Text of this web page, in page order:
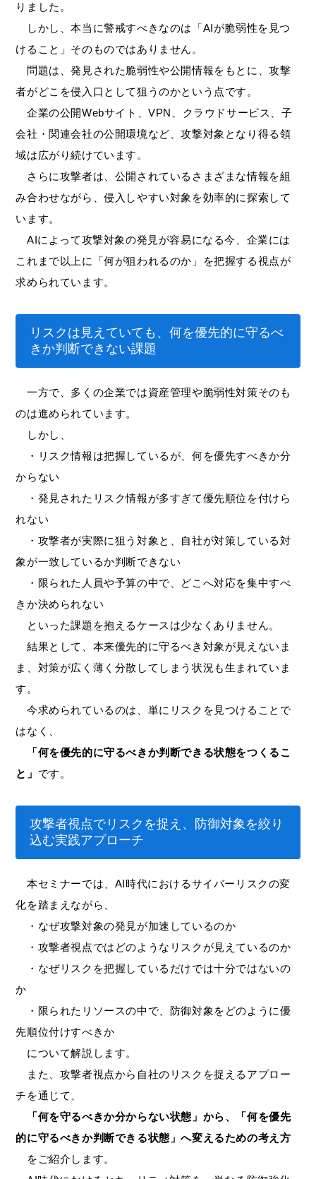
りました。
しかし、本当に警戒すべきなのは「AIが脆弱性を見つ
けること」そのものではありません。
問題は、発見された脆弱性や公開情報をもとに、攻撃
者がどこを侵入口として狙うのかという点です。
企業の公開Webサイト、VPN、クラウドサービス、子
会社・関連会社の公開環境など、攻撃対象となり得る領
域は広がり続けています。
さらに攻撃者は、公開されているさまざまな情報を組
み合わせながら、侵入しやすい対象を効率的に探索して
います。
AIによって攻撃対象の発見が容易になる今、企業には
これまで以上に「何が狙われるのか」を把握する視点が
求められています。
リスクは見えていても、何を優先的に守るべ
きか判断できない課題
一方で、多くの企業では資産管理や脆弱性対策そのも
のは進められています。
しかし、
・リスク情報は把握しているが、何を優先すべきか分
からない
・発見されたリスク情報が多すぎて優先順位を付けら
れない
・攻撃者が実際に狙う対象と、自社が対策している対
象が一致しているか判断できない
・限られた人員や予算の中で、どこへ対応を集中すべ
きか決められない
といった課題を抱えるケースは少なくありません。
結果として、本来優先的に守るべき対象が見えないま
ま、対策が広く薄く分散してしまう状況も生まれていま
す。
今求められているのは、単にリスクを見つけることで
はなく、
「何を優先的に守るべきか判断できる状態をつくるこ
と」 です。
攻撃者視点でリスクを捉え、防御対象を絞り
込む実践アプローチ
本セミナーでは、AI時代におけるサイバーリスクの変
化を踏まえながら、
・なぜ攻撃対象の発見が加速しているのか
・攻撃者視点ではどのようなリスクが見えているのか
・なぜリスクを把握しているだけでは十分ではないの
か
・限られたリソースの中で、防御対象をどのように優
先順位付けすべきか
について解説します。
また、攻撃者視点から自社のリスクを捉えるアプロー
チを通じて、
「何を守るべきか分からない状態」から、「何を優先
的に守るべきか判断できる状態」へ変えるための考え方
をご紹介します。